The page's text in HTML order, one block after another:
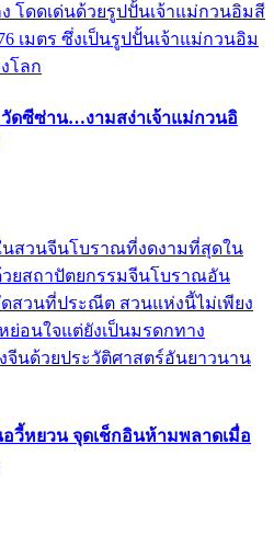
ง โดดเด่นด้วยรูปปั้นเจ้าแม่กวนอิมสี
เมตร ซึ่งเป็นรูปปั้นเจ้าแม่กวนอิม
โลก
วัดซีซ่าน…งามสง่าเจ้าแม่กวนอิ
สวนจีนโบราณที่งดงามที่สุดใน
วยสถาปัตยกรรมจีนโบราณอัน
สวนที่ประณีต สวนแห่งนี้ไม่เพียง
อนใจแต่ยังเป็นมรดกทาง
นด้วยประวัติศาสตร์อันยาวนาน
อวี้หยวน จุดเช็กอินห้ามพลาดเมื่อ